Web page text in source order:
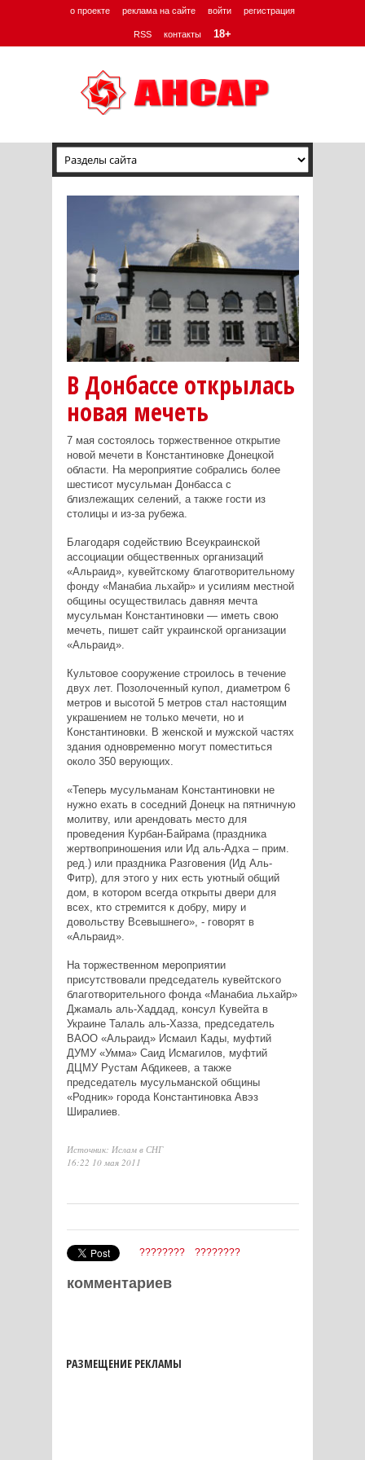
о проекте реклама на сайте войти регистрация
RSS контакты 18+
В Донбассе открылась
новая мечеть
7 мая состоялось торжественное открытие
новой мечети в Константиновке Донецкой
области. На мероприятие собрались более
шестисот мусульман Донбасса с
близлежащих селений, а также гости из
столицы и из-за рубежа.
Благодаря содействию Всеукраинской
ассоциации общественных организаций
«Альраид», кувейтскому благотворительному
фонду «Манабиа льхайр» и усилиям местной
общины осуществилась давняя мечта
мусульман Константиновки — иметь свою
мечеть, пишет сайт украинской организации
«Альраид».
Культовое сооружение строилось в течение
двух лет. Позолоченный купол, диаметром 6
метров и высотой 5 метров стал настоящим
украшением не только мечети, но и
Константиновки. В женской и мужской частях
здания одновременно могут поместиться
около 350 верующих.
«Теперь мусульманам Константиновки не
нужно ехать в соседний Донецк на пятничную
молитву, или арендовать место для
проведения Курбан-Байрама (праздника
жертвоприношения или Ид аль-Адха – прим.
ред.) или праздника Разговения (Ид Аль-
Фитр), для этого у них есть уютный общий
дом, в котором всегда открыты двери для
всех, кто стремится к добру, миру и
довольству Всевышнего», - говорят в
«Альраид».
На торжественном мероприятии
присутствовали председатель кувейтского
благотворительного фонда «Манабиа льхайр»
Джамаль аль-Хаддад, консул Кувейта в
Украине Талаль аль-Хазза, председатель
ВАОО «Альраид» Исмаил Кады, муфтий
ДУМУ «Умма» Саид Исмагилов, муфтий
ДЦМУ Рустам Абдикеев, а также
председатель мусульманской общины
«Родник» города Константиновка Авэз
Ширалиев.
Источник: Ислам в СНГ
16:22 10 мая 2011
???????? ????????
комментариев
РАЗМЕЩЕНИЕ РЕКЛАМЫ